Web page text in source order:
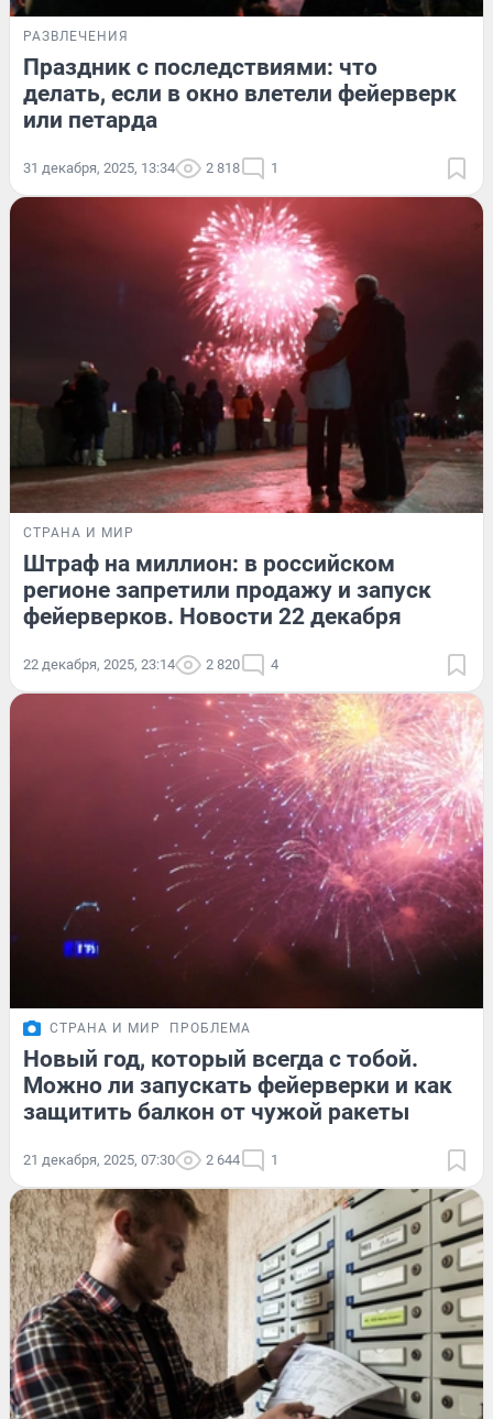
РАЗВЛЕЧЕНИЯ
Праздник с последствиями: что
делать, если в окно влетели фейерверк
или петарда
31 декабря, 2025, 13:34 2 818 1
СТРАНА И МИР
Штраф на миллион: в российском
регионе запретили продажу и запуск
фейерверков. Новости 22 декабря
22 декабря, 2025, 23:14 2 820 4
СТРАНА И МИР ПРОБЛЕМА
Новый год, который всегда с тобой.
Можно ли запускать фейерверки и как
защитить балкон от чужой ракеты
21 декабря, 2025, 07:30 2 644 1